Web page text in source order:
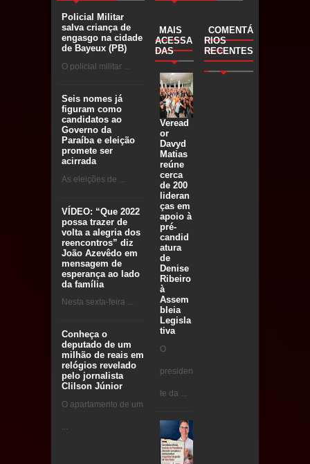
Policial Militar
salva criança de
engasgo na cidade
de Bayeux (PB)
O policial militar ...
Seis nomes já
figuram como
candidatos ao
Governo da
Paraíba e eleição
promete ser
acirrada
As eleições de ...
VÍDEO: “Que 2022
possa trazer de
volta a alegria dos
reencontros” diz
João Azevêdo em
mensagem de
esperança ao lado
da família
Nesta sexta-feira ...
Conheça o
deputado de um
milhão de reais em
relógios revelado
pelo jornalista
Clilson Júnior
O apartamento de um
...
MAIS
ACESSA
DAS
Veread
or
Davyd
Matias
reúne
cerca
de 200
lideran
ças em
apoio à
pré-
candid
atura
de
Denise
Ribeiro
à
Assem
bleia
Legisla
tiva
O
presiden
te da ...
COMENTÁ
RIOS
RECENTES